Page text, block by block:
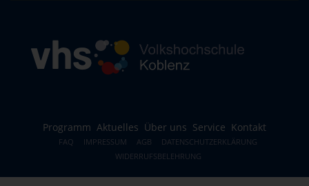
Programm Aktuelles Über uns Service Kontakt
FAQ IMPRESSUM AGB
DATENSCHUTZERKLÄRUNG
WIDERRUFSBELEHRUNG